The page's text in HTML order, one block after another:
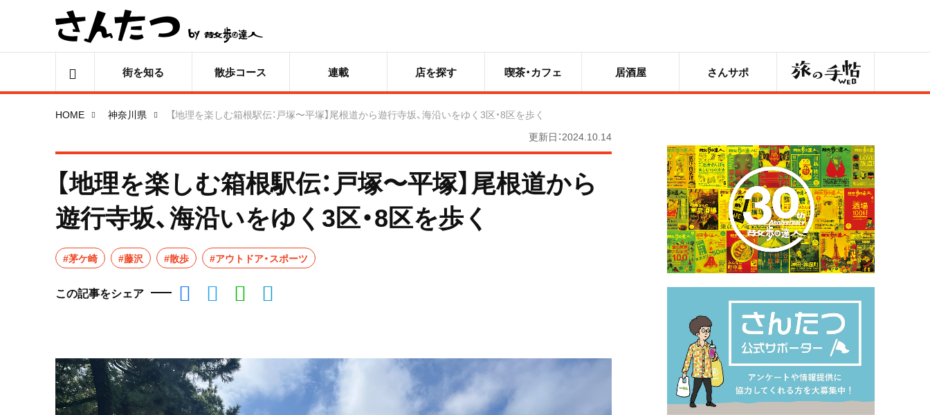
街を知る 散歩コース 連載 店を探す 喫茶・カフェ 居酒屋 さんサポ 旅の手帖
HOME 神奈川県
【地理を楽しむ箱根駅伝：戸塚〜平塚】尾根道から遊行寺坂、海沿いをゆく3区・8区を歩く
更新日：2024.10.14
【地理を楽しむ箱根駅伝：戸塚〜平塚】尾根道から
遊行寺坂、海沿いをゆく3区・8区を歩く
#茅ケ崎 #藤沢 #散歩 #アウトドア・スポーツ
この記事をシェア